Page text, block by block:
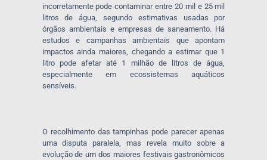
incorretamente pode contaminar entre 20 mil e 25 mil
litros de água, segundo estimativas usadas por
órgãos ambientais e empresas de saneamento. Há
estudos e campanhas ambientais que apontam
impactos ainda maiores, chegando a estimar que 1
litro pode afetar até 1 milhão de litros de água,
especialmente em ecossistemas aquáticos
sensíveis.
O recolhimento das tampinhas pode parecer apenas
uma disputa paralela, mas revela muito sobre a
evolução de um dos maiores festivais gastronômicos